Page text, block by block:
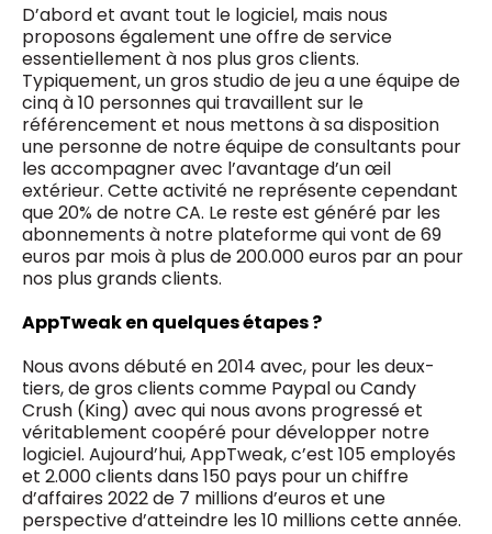
D’abord et avant tout le logiciel, mais nous
proposons également une offre de service
essentiellement à nos plus gros clients.
Typiquement, un gros studio de jeu a une équipe de
cinq à 10 personnes qui travaillent sur le
référencement et nous mettons à sa disposition
une personne de notre équipe de consultants pour
les accompagner avec l’avantage d’un œil
extérieur. Cette activité ne représente cependant
que 20% de notre CA. Le reste est généré par les
abonnements à notre plateforme qui vont de 69
euros par mois à plus de 200.000 euros par an pour
nos plus grands clients.
AppTweak en quelques étapes ?
Nous avons débuté en 2014 avec, pour les deux-
tiers, de gros clients comme Paypal ou Candy
Crush (King) avec qui nous avons progressé et
véritablement coopéré pour développer notre
logiciel. Aujourd’hui, AppTweak, c’est 105 employés
et 2.000 clients dans 150 pays pour un chiffre
d’affaires 2022 de 7 millions d’euros et une
perspective d’atteindre les 10 millions cette année.